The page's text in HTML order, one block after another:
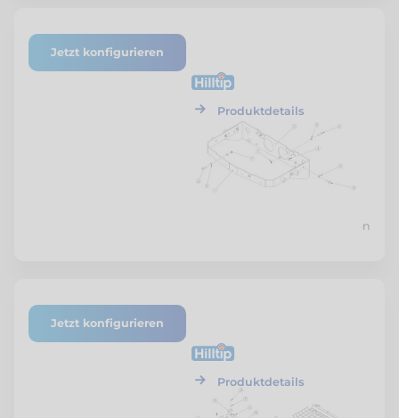
ETF-SZSTR-RABG-01
HilltipRahmenbaugruppe
Produktdetails
Preis nach Konfiguration
Jetzt konfigurieren
ETF-SZSTR-SBBG-01
HilltipSiebbaugruppe
Produktdetails
Jetzt konfigurieren